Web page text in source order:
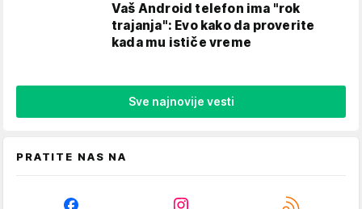
Vaš Android telefon ima "rok
trajanja": Evo kako da proverite
kada mu ističe vreme
Sve najnovije vesti
PRATITE NAS NA